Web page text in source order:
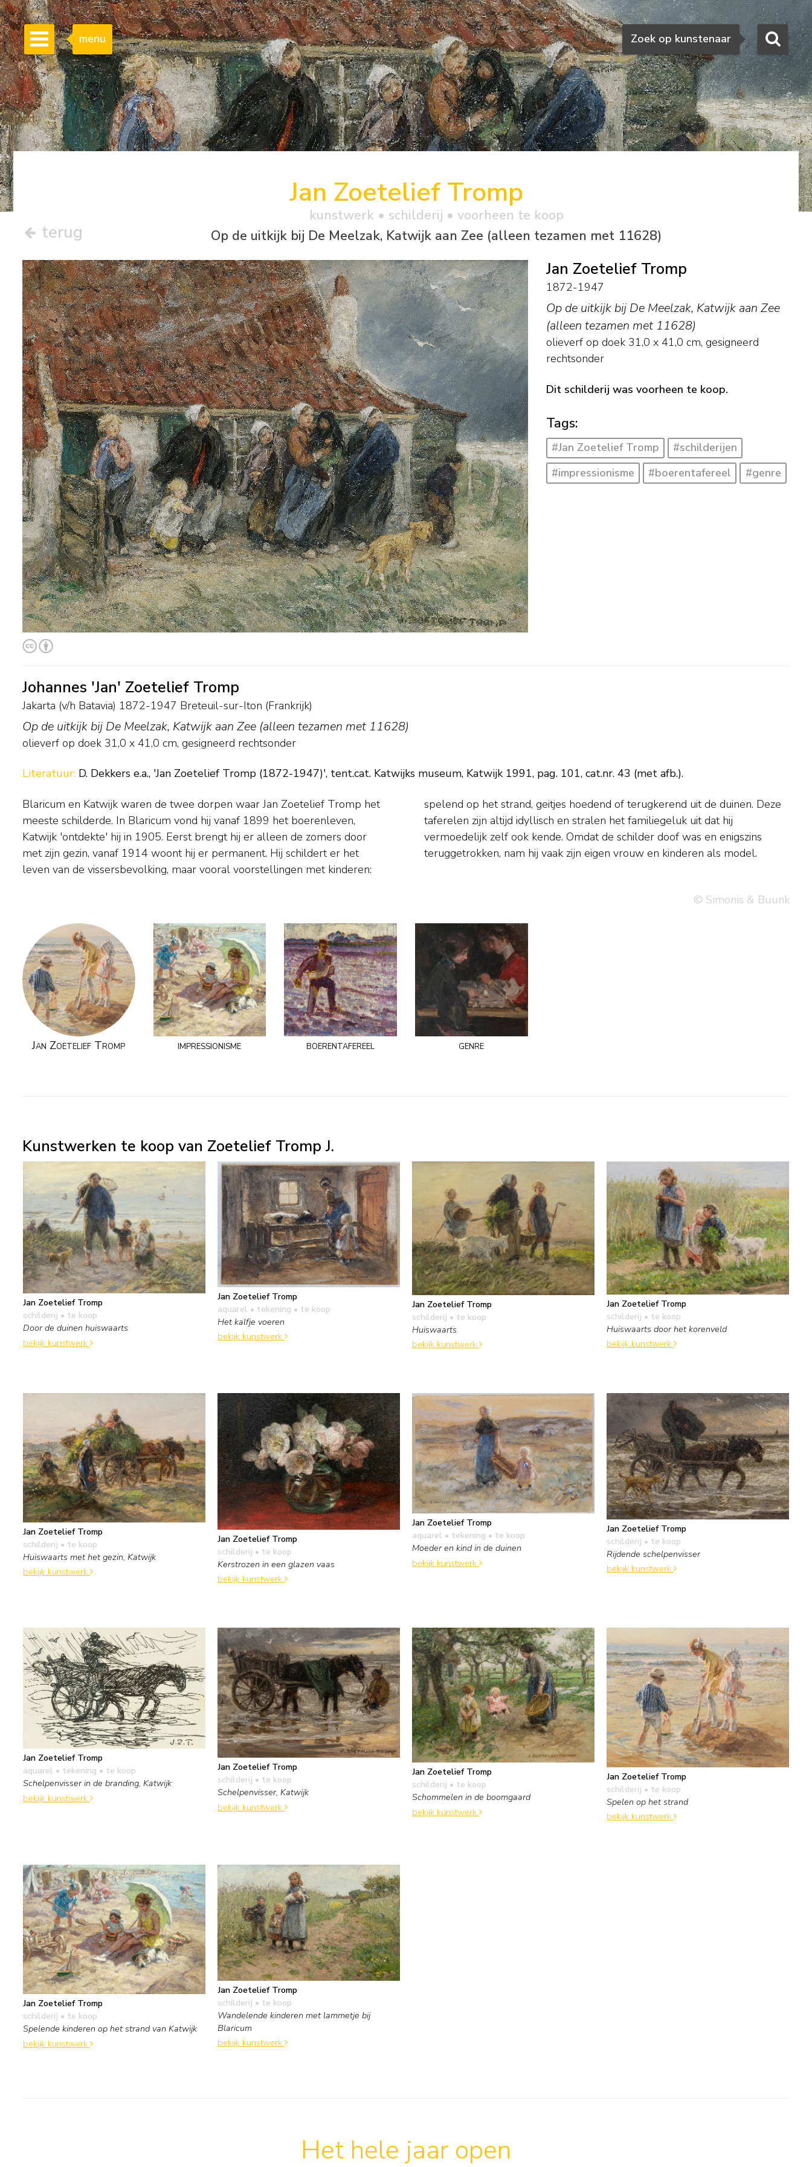
Zoeken
Zoek op kunstenaar
menu
terug
Jan Zoetelief Tromp
kunstwerk • schilderij • voorheen te koop
Op de uitkijk bij De Meelzak, Katwijk aan Zee (alleen tezamen met 11628)
Jan Zoetelief Tromp
1872-1947
Op de uitkijk bij De Meelzak, Katwijk aan Zee
(alleen tezamen met 11628)
olieverf op doek 31,0 x 41,0 cm, gesigneerd
rechtsonder
Dit schilderij was voorheen te koop.
Tags:
#Jan Zoetelief Tromp
#schilderijen
#impressionisme
#boerentafereel #genre
Johannes 'Jan' Zoetelief Tromp
Jakarta (v/h Batavia) 1872-1947 Breteuil-sur-Iton (Frankrijk)
Op de uitkijk bij De Meelzak, Katwijk aan Zee (alleen tezamen met 11628)
olieverf op doek 31,0 x 41,0 cm, gesigneerd rechtsonder
Literatuur: D. Dekkers e.a., 'Jan Zoetelief Tromp (1872-1947)', tent.cat. Katwijks museum, Katwijk 1991, pag. 101, cat.nr. 43 (met afb.).
Blaricum en Katwijk waren de twee dorpen waar Jan Zoetelief Tromp het
meeste schilderde. In Blaricum vond hij vanaf 1899 het boerenleven,
Katwijk 'ontdekte' hij in 1905. Eerst brengt hij er alleen de zomers door
met zijn gezin, vanaf 1914 woont hij er permanent. Hij schildert er het
leven van de vissersbevolking, maar vooral voorstellingen met kinderen:
spelend op het strand, geitjes hoedend of terugkerend uit de duinen. Deze
taferelen zijn altijd idyllisch en stralen het familiegeluk uit dat hij
vermoedelijk zelf ook kende. Omdat de schilder doof was en enigszins
teruggetrokken, nam hij vaak zijn eigen vrouw en kinderen als model.
© Simonis & Buunk
Jan Zoetelief Tromp impressionisme boerentafereel genre
Kunstwerken te koop van Zoetelief Tromp J.
Jan Zoetelief Tromp
schilderij • te koop
Door de duinen huiswaarts
bekijk kunstwerk
Jan Zoetelief Tromp
aquarel • tekening • te koop
Het kalfje voeren
bekijk kunstwerk
Jan Zoetelief Tromp
schilderij • te koop
Huiswaarts
bekijk kunstwerk
Jan Zoetelief Tromp
schilderij • te koop
Huiswaarts door het korenveld
bekijk kunstwerk
Jan Zoetelief Tromp
schilderij • te koop
Huiswaarts met het gezin, Katwijk
bekijk kunstwerk
Jan Zoetelief Tromp
schilderij • te koop
Kerstrozen in een glazen vaas
bekijk kunstwerk
Jan Zoetelief Tromp
aquarel • tekening • te koop
Moeder en kind in de duinen
bekijk kunstwerk
Jan Zoetelief Tromp
schilderij • te koop
Rijdende schelpenvisser
bekijk kunstwerk
Jan Zoetelief Tromp
aquarel • tekening • te koop
Schelpenvisser in de branding, Katwijk
bekijk kunstwerk
Jan Zoetelief Tromp
schilderij • te koop
Schelpenvisser, Katwijk
bekijk kunstwerk
Jan Zoetelief Tromp
schilderij • te koop
Schommelen in de boomgaard
bekijk kunstwerk
Jan Zoetelief Tromp
schilderij • te koop
Spelen op het strand
bekijk kunstwerk
Jan Zoetelief Tromp
schilderij • te koop
Spelende kinderen op het strand van Katwijk
bekijk kunstwerk
Jan Zoetelief Tromp
schilderij • te koop
Wandelende kinderen met lammetje bij
Blaricum
bekijk kunstwerk
Het hele jaar open